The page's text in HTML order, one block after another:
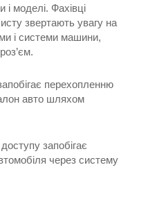
і моделі. Фахівці
звертають увагу на
і системи машини,
перехопленню
авто шляхом
запобігає
через систему